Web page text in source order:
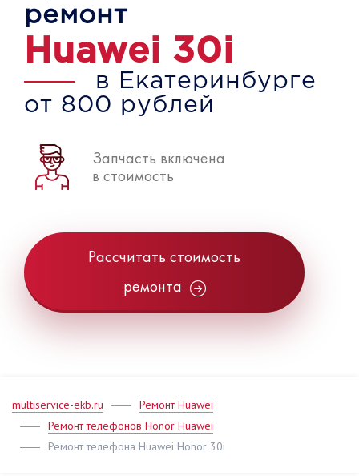
ремонт
Huawei 30i
в Екатеринбурге
от 800 рублей
Запчасть включена
в стоимость
Рассчитать стоимость
ремонта
multiservice-ekb.ru
Ремонт Huawei
Ремонт телефонов Honor Huawei
Ремонт телефона Huawei Honor 30i